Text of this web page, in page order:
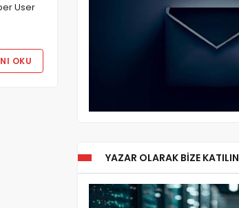
User
OKU
YAZAR OLARAK BIZE KATILIN